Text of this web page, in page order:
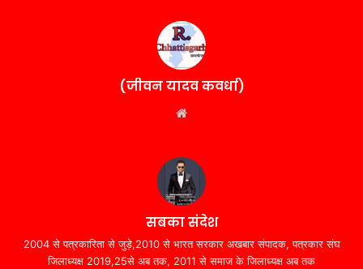
(जीवन यादव कवर्धा)
सबका संदेश
2004 से पत्रकारिता से जुड़े,2010 से भारत सरकार अखबार संपादक, पत्रकार संघ
जिलाध्यक्ष 2019,25से अब तक, 2011 से समाज के जिलाध्यक्ष अब तक